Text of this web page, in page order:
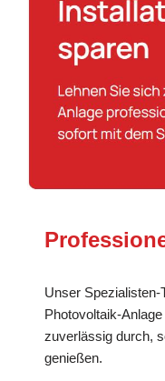
Unser Spezialisten-
Photovoltaik-
zuverlässig durch,
genießen.